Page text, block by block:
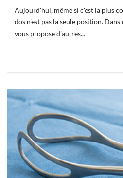
Aujourd'hui, même si c'est la plus
dos n'est pas la seule position.
vous propose d'autres...